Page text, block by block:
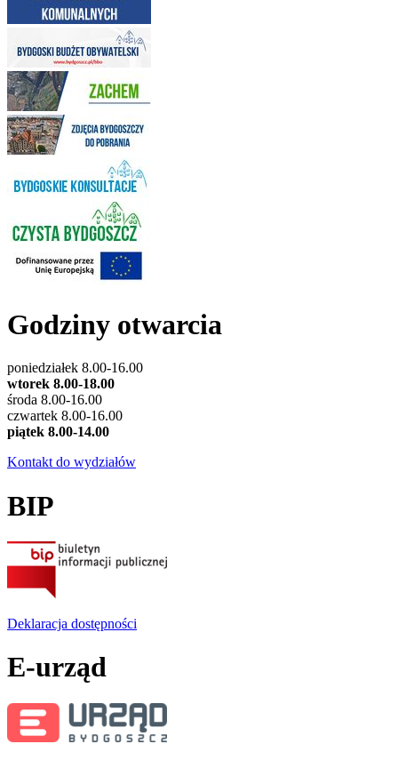
Godziny otwarcia
poniedziałek 8.00-16.00
wtorek 8.00-18.00
środa 8.00-16.00
czwartek 8.00-16.00
piątek 8.00-14.00
Kontakt do wydziałów
BIP
Deklaracja dostępności
E-urząd